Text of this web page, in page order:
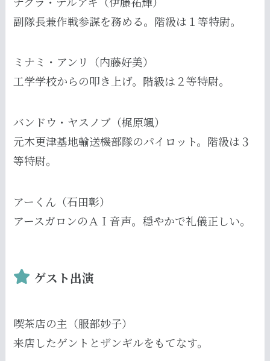
副隊長兼作戦参謀を務める。階級は１等特尉。
ミナミ・アンリ（内藤好美）
工学学校からの叩き上げ。階級は２等特尉。
バンドウ・ヤスノブ（梶原颯）
元木更津基地輸送機部隊のパイロット。階級は３
等特尉。
アーくん（石田彰）
アースガロンのＡＩ音声。穏やかで礼儀正しい。
ゲスト出演
喫茶店の主（服部妙子）
来店したゲントとザンギルをもてなす。